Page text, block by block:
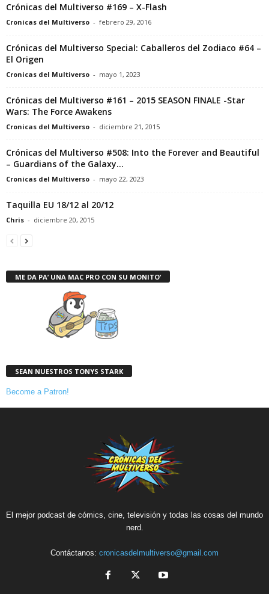
Crónicas del Multiverso #169 – X-Flash
Cronicas del Multiverso - febrero 29, 2016
Crónicas del Multiverso Special: Caballeros del Zodiaco #64 –
El Origen
Cronicas del Multiverso - mayo 1, 2023
Crónicas del Multiverso #161 – 2015 SEASON FINALE -Star
Wars: The Force Awakens
Cronicas del Multiverso - diciembre 21, 2015
Crónicas del Multiverso #508: Into the Forever and Beautiful
– Guardians of the Galaxy...
Cronicas del Multiverso - mayo 22, 2023
Taquilla EU 18/12 al 20/12
Chris - diciembre 20, 2015
ME DA PA’ UNA MAC PRO CON SU MONITO’
SEAN NUESTROS TONYS STARK
Become a Patron!
El mejor podcast de cómics, cine, televisión y todas las cosas del mundo
nerd.
Contáctanos: cronicasdelmultiverso@gmail.com